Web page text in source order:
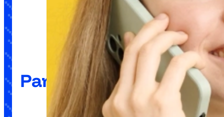
Para la ciudadanía
Nunca comunica ni cierra: